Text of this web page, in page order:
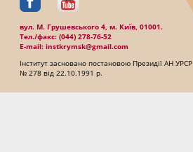
вул. М. Грушевського 4, м. Київ, 01001.
Тел./факc: (044) 278-76-52
E-mail: instkrymsk@gmail.com
Інститут засновано постановою Президії АН УРСР
№ 278 від 22.10.1991 р.